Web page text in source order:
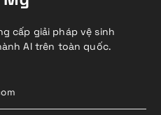
cấp giải pháp vệ sinh
AI trên toàn quốc.